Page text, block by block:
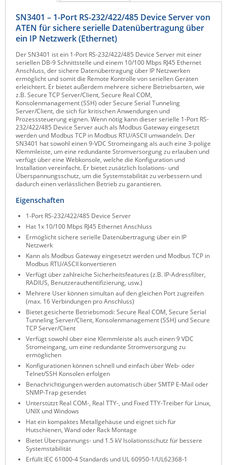
Raritan
Riello UPS
Server Technology
Siretta
SIRIO Antenne
Sunbird
Tactical Software
TEKTELIC
Teltonika
Unwired Networks
Vision
WATTECO
Westermo
Yuasa
ZPE Systems
News zu unseren Herstellern
SN3401 – 1-Port RS-232/422/485 Device Server von
ATEN für sichere serielle Datenübertragung über
ein IP Netzwerk (Ethernet)
Der SN3401 ist ein 1-Port RS-232/422/485 Device Server mit einer
seriellen DB-9 Schnittstelle und einem 10/100 Mbps RJ45 Ethernet
Anschluss, der sichere Datenübertragung über IP Netzwerken
ermöglicht und somit die Remote Kontrolle von seriellen Geräten
erleichtert. Er bietet außerdem mehrere sichere Betriebsarten, wie
z.B. Secure TCP Server/Client, Secure Real COM,
Konsolenmanagement (SSH) oder Secure Serial Tunneling
Server/Client, die sich für kritischen Anwendungen und
Prozesssteuerung eignen. Wenn nötig kann dieser serielle 1-Port RS-
232/422/485 Device Server auch als Modbus Gateway eingesetzt
werden und Modbus TCP in Modbus RTU/ASCII umwandeln. Der
SN3401 hat sowohl einen 9-VDC Stromeingang als auch eine 3-polige
Klemmleiste, um eine redundante Stromversorgung zu erlauben und
verfügt über eine Webkonsole, welche die Konfiguration und
Installation vereinfacht. Er bietet zusätzlich Isolations- und
Überspannungsschutz, um die Systemstabilität zu verbessern und
dadurch einen verlässlichen Betrieb zu garantieren.
Eigenschaften
1-Port RS-232/422/485 Device Server
Hat 1x 10/100 Mbps RJ45 Ethernet Anschluss
Ermöglicht sichere serielle Datenübertragung über ein IP
Netzwerk
Kann als Modbus Gateway eingesetzt werden und Modbus TCP in
Modbus RTU/ASCII konvertieren
Verfügt über zahlreiche Sicherheitsfeatures (z.B. IP-Adressfilter,
RADIUS, Benutzerauthentifizierung, usw.)
Mehrere User können simultan auf den gleichen Port zugreifen
(max. 16 Verbindungen pro Anschluss)
Bietet gesicherte Betriebsmodi: Secure Real COM, Secure Serial
Tunneling Server/Client, Konsolenmanagement (SSH) und Secure
TCP Server/Client
Verfügt sowohl über eine Klemmleiste als auch einen 9 VDC
Stromeingang, um eine redundante Stromversorgung zu
ermöglichen
Konfigurationen können schnell und einfach über Web- oder
Telnet/SSH Konsolen erfolgen
Benachrichtigungen werden automatisch über SMTP E-Mail oder
SNMP-Trap gesendet
Unterstützt Real COM-, Real TTY-, und Fixed TTY-Treiber für Linux,
UNIX und Windows
Hat ein kompaktes Metallgehäuse und eignet sich für
Hutschienen, Wand oder Rack Montage
Bietet Überspannungs- und 1.5 kV Isolationsschutz für bessere
Systemstabilität
Erfüllt IEC 61000-4 Standards und UL 60950-1/UL62368-1